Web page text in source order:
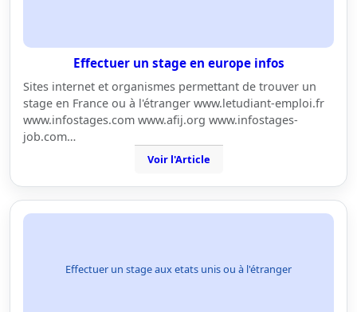
Effectuer un stage en europe infos
Sites internet et organismes permettant de trouver un
stage en France ou à l'étranger www.letudiant-emploi.fr
www.infostages.com www.afij.org www.infostages-
job.com…
Voir l'Article
Effectuer un stage aux etats unis ou à l'étranger